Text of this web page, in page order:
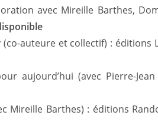
avec Mireille Barthes,
auteure et collectif) : éditions
aujourd’hui (avec Pierre-
Mireille Barthes) : éditions